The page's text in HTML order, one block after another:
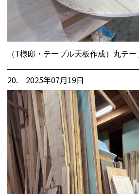
（T様邸・テーブル天板作成）丸テー
20. 2025年07月19日